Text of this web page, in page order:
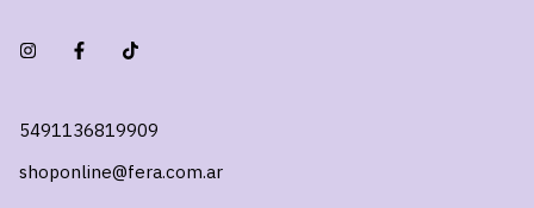
5491136819909
shoponline@fera.com.ar